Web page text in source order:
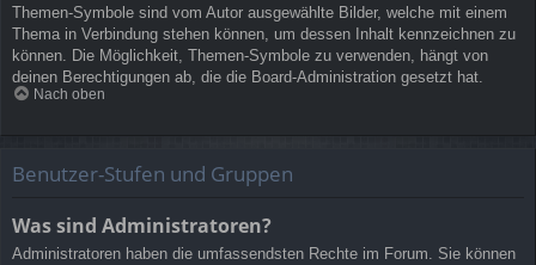
Themen-Symbole sind vom Autor ausgewählte Bilder, welche mit einem
Thema in Verbindung stehen können, um dessen Inhalt kennzeichnen zu
können. Die Möglichkeit, Themen-Symbole zu verwenden, hängt von
deinen Berechtigungen ab, die die Board-Administration gesetzt hat.
Nach oben
Benutzer-Stufen und Gruppen
Was sind Administratoren?
Administratoren haben die umfassendsten Rechte im Forum. Sie können